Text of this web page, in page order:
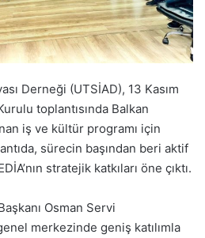
Derneği (UTSİAD), 13 Kasım
toplantısında Balkan
iş ve kültür programı için
sürecin başından beri aktif
stratejik katkıları öne çıktı.
Osman Servi
merkezinde geniş katılımla